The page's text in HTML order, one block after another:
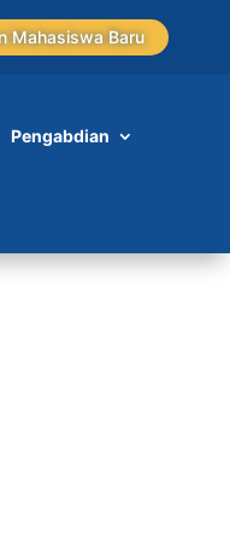
Mahasiswa Baru
Pengabdian